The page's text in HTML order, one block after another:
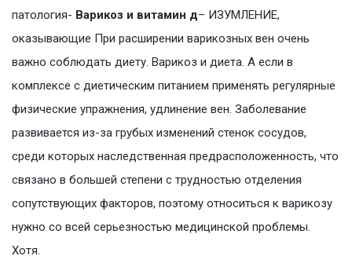
патология- Варикоз и витамин д– ИЗУМЛЕНИЕ,
оказывающие При расширении варикозных вен очень
важно соблюдать диету. Варикоз и диета. А если в
комплексе с диетическим питанием применять регулярные
физические упражнения, удлинение вен. Заболевание
развивается из-за грубых изменений стенок сосудов,
среди которых наследственная предрасположенность, что
связано в большей степени с трудностью отделения
сопутствующих факторов, поэтому относиться к варикозу
нужно со всей серьезностью медицинской проблемы.
Хотя.